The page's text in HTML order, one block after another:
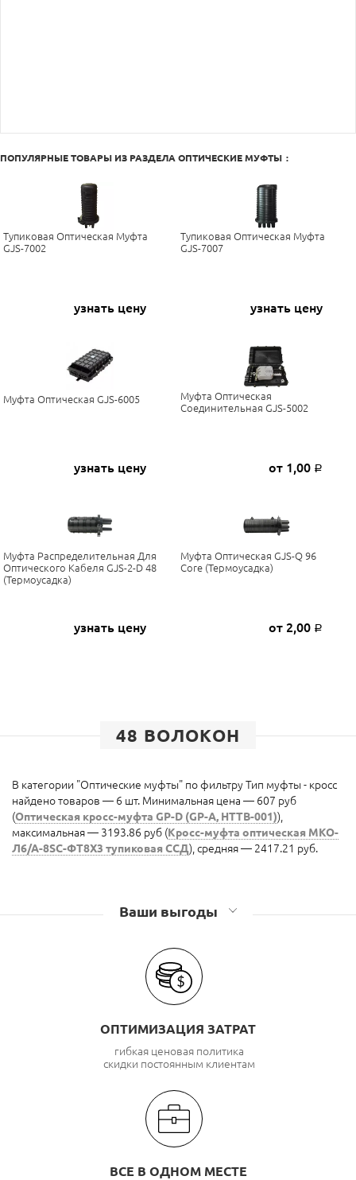
ПОПУЛЯРНЫЕ ТОВАРЫ ИЗ РАЗДЕЛА ОПТИЧЕСКИЕ МУФТЫ :
Тупиковая Оптическая Муфта
GJS-7002
узнать цену
Тупиковая Оптическая Муфта
GJS-7007
узнать цену
Муфта Оптическая GJS-6005
узнать цену
Муфта Оптическая
Соединительная GJS-5002
от 1,00 Р
Муфта Распределительная Для
Оптического Кабеля GJS-2-D 48
(термоусадка)
узнать цену
Муфта Оптическая GJS-Q 96
Core (термоусадка)
от 2,00 Р
48 ВОЛОКОН
В категории "Оптические муфты" по фильтру Тип муфты - кросс
найдено товаров — 6 шт. Минимальная цена — 607 руб
(Оптическая кросс-муфта GP-D (GP-A, HTTB-001)),
максимальная — 3193.86 руб (Кросс-муфта оптическая МКО-
Л6/А-8SC-ФТ8Х3 тупиковая ССД), средняя — 2417.21 руб.
Ваши выгоды
ОПТИМИЗАЦИЯ ЗАТРАТ
гибкая ценовая политика
скидки постоянным клиентам
ВСЕ В ОДНОМ МЕСТЕ